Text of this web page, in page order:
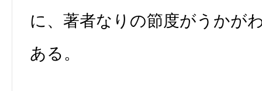
に、著者なりの節度がうかが
ある。